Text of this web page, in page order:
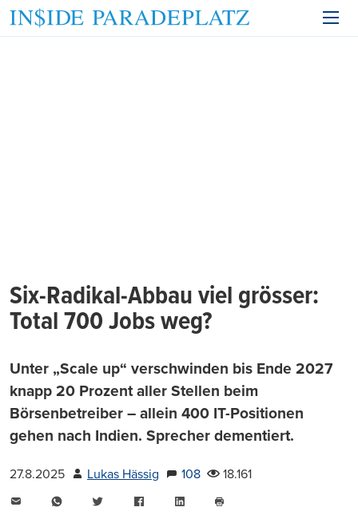
Six-Radikal-Abbau viel grösser:
Total 700 Jobs weg?
Unter „Scale up“ verschwinden bis Ende 2027
knapp 20 Prozent aller Stellen beim
Börsenbetreiber – allein 400 IT-Positionen
gehen nach Indien. Sprecher dementiert.
27.8.2025 Lukas Hässig 108
18.161
WhatsAppTwitter FacebookLinkedIn